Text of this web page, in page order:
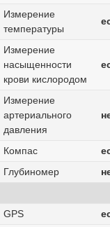
Измерение
температуры
Измерение
насыщенности
крови кислородом
Измерение
артериального
давления
Компас
Глубиномер
GPS